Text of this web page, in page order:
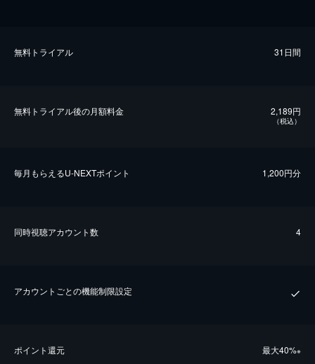
無料トライアル 31日間
無料トライアル後の⽉額料金 2,189円
（税込）
毎⽉もらえるU-NEXTポイント 1,200円分
同時視聴アカウント数 4
アカウントごとの機能制限設定
ポイント還元 最⼤40%※